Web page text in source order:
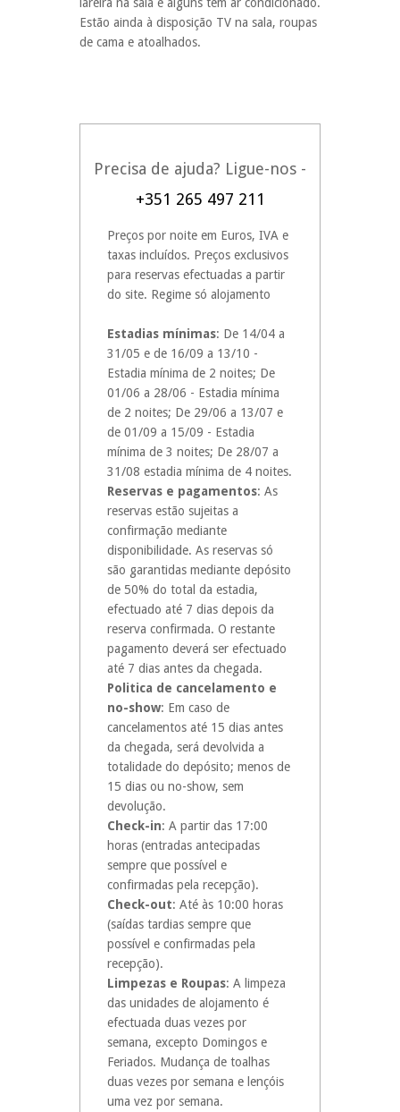
Estão ainda à disposição TV na sala, roupas
de cama e atoalhados.
Precisa de ajuda? Ligue-nos -
+351 265 497 211
Preços por noite em Euros, IVA e
taxas incluídos. Preços exclusivos
para reservas efectuadas a partir
do site. Regime só alojamento
Estadias mínimas: De 14/04 a
31/05 e de 16/09 a 13/10 -
Estadia mínima de 2 noites; De
01/06 a 28/06 - Estadia mínima
de 2 noites; De 29/06 a 13/07 e
de 01/09 a 15/09 - Estadia
mínima de 3 noites; De 28/07 a
31/08 estadia mínima de 4 noites.
Reservas e pagamentos: As
reservas estão sujeitas a
confirmação mediante
disponibilidade. As reservas só
são garantidas mediante depósito
de 50% do total da estadia,
efectuado até 7 dias depois da
reserva confirmada. O restante
pagamento deverá ser efectuado
até 7 dias antes da chegada.
Politica de cancelamento e
no-show: Em caso de
cancelamentos até 15 dias antes
da chegada, será devolvida a
totalidade do depósito; menos de
15 dias ou no-show, sem
devolução.
Check-in: A partir das 17:00
horas (entradas antecipadas
sempre que possível e
confirmadas pela recepção).
Check-out: Até às 10:00 horas
(saídas tardias sempre que
possível e confirmadas pela
recepção).
Limpezas e Roupas: A limpeza
das unidades de alojamento é
efectuada duas vezes por
semana, excepto Domingos e
Feriados. Mudança de toalhas
duas vezes por semana e lençóis
uma vez por semana.